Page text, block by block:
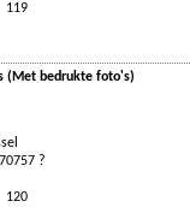
119
(Met bedrukte foto's)
?
120